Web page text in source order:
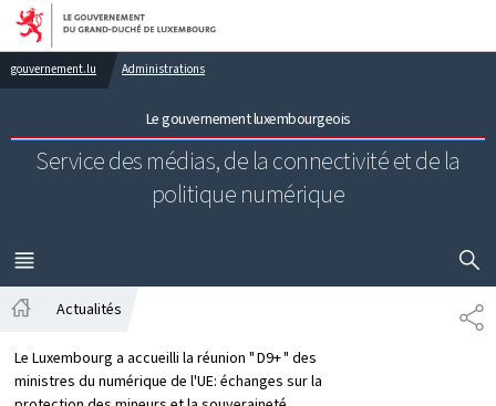
Aller au menu principal
Aller au contenu
gouvernement.lu Administrations
Le gouvernement luxembourgeois
Service des médias, de la connectivité et de la
politique numérique
MENU
PRINCIPAL
Actualités
Le Luxembourg a accueilli la réunion " D9+ " des
ministres du numérique de l'UE: échanges sur la